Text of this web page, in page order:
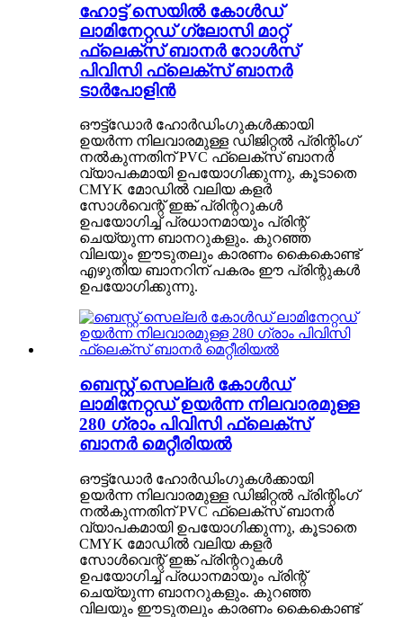
ഹോട്ട് സെയിൽ കോൾഡ്
ലാമിനേറ്റഡ് ഗ്ലോസി മാറ്റ്
ഫ്ലെക്സ് ബാനർ റോൾസ്
പിവിസി ഫ്ലെക്സ് ബാനർ
ടാർപോളിൻ
ഔട്ട്ഡോർ ഹോർഡിംഗുകൾക്കായി
ഉയർന്ന നിലവാരമുള്ള ഡിജിറ്റൽ പ്രിന്റിംഗ്
നൽകുന്നതിന് PVC ഫ്ലെക്സ് ബാനർ
വ്യാപകമായി ഉപയോഗിക്കുന്നു, കൂടാതെ
CMYK മോഡിൽ വലിയ കളർ
സോൾവെന്റ് ഇങ്ക് പ്രിന്ററുകൾ
ഉപയോഗിച്ച് പ്രധാനമായും പ്രിന്റ്
ചെയ്യുന്ന ബാനറുകളും. കുറഞ്ഞ
വിലയും ഈടുതലും കാരണം കൈകൊണ്ട്
എഴുതിയ ബാനറിന് പകരം ഈ പ്രിന്റുകൾ
ഉപയോഗിക്കുന്നു.
ബെസ്റ്റ് സെല്ലർ കോൾഡ്
ലാമിനേറ്റഡ് ഉയർന്ന നിലവാരമുള്ള
280 ഗ്രാം പിവിസി ഫ്ലെക്സ്
ബാനർ മെറ്റീരിയൽ
ഔട്ട്ഡോർ ഹോർഡിംഗുകൾക്കായി
ഉയർന്ന നിലവാരമുള്ള ഡിജിറ്റൽ പ്രിന്റിംഗ്
നൽകുന്നതിന് PVC ഫ്ലെക്സ് ബാനർ
വ്യാപകമായി ഉപയോഗിക്കുന്നു, കൂടാതെ
CMYK മോഡിൽ വലിയ കളർ
സോൾവെന്റ് ഇങ്ക് പ്രിന്ററുകൾ
ഉപയോഗിച്ച് പ്രധാനമായും പ്രിന്റ്
ചെയ്യുന്ന ബാനറുകളും. കുറഞ്ഞ
വിലയും ഈടുതലും കാരണം കൈകൊണ്ട്